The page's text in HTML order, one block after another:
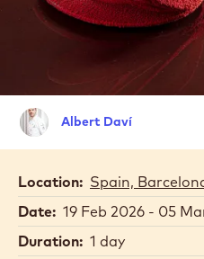
Albert
Daví
Albert Daví
Location: Spain,
Date: 19 Feb 2026 - 05
Duration: 1 day